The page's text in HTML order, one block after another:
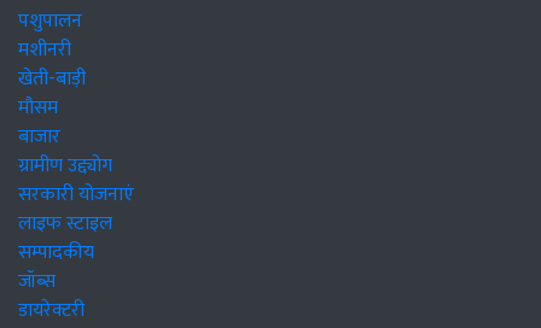
पशुपालन
मशीनरी
खेती-बाड़ी
मौसम
बाजार
ग्रामीण उद्द्योग
सरकारी योजनाएं
लाइफ स्टाइल
सम्पादकीय
जॉब्स
डायरेक्टरी